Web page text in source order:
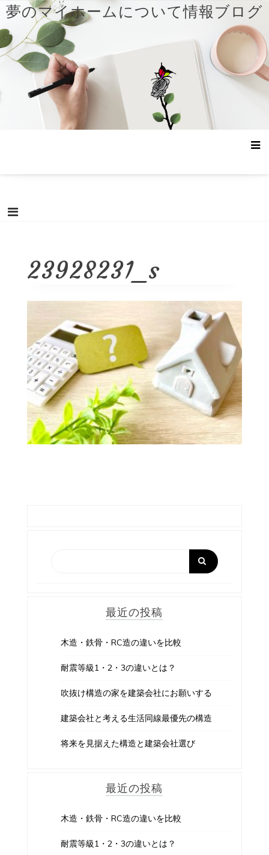
コ
ン
テ
ン
ツ
キ
夢のマイホームについて情報ブログ
23928231_s
最近の投稿
木造・鉄骨・RC造の違いを比較
耐震等級1・2・3の違いとは？
吹抜け構造の家を建築会社にお願いする
建築会社と考える生活同線最優先の構造
将来を見据えた構造と建築会社選び
最近の投稿
木造・鉄骨・RC造の違いを比較
耐震等級1・2・3の違いとは？